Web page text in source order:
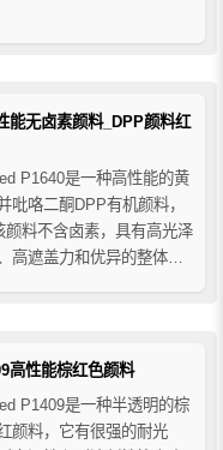
料和水性涂料，聚氯乙
能无卤素颜料_DPP颜料红
P1640是一种高性能的黄
吡咯二酮DPP有机颜料，
颜料不含卤素，具有高光泽
高遮盖力和优异的整体色
塑料、涂料和油墨行业的
高性能棕红色颜料
P1409是一种半透明的棕
颜料，它有很强的耐光